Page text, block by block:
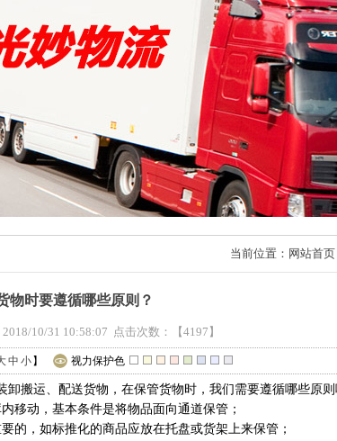
当前位置： 网站首页
物时要遵循哪些原则？
10/31 10:58:07 点击次数： 【4197】
中 小 】 视力保护色
运、配送货物，在保管货物时，我们需要遵循哪些原则
动，基本条件是将物品面向通道保管；
，如标推化的商品应放在托盘或货架上来保管；